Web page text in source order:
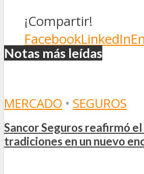
¡Compartir!
FacebookLinkedIn
Notas más leídas
MERCADO • SEGUROS
Sancor Seguros reafirmó
tradiciones en un nuevo